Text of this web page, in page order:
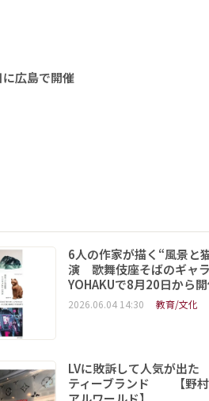
広島で開催
6人の作家が描く“風景と
演 歌舞伎座そばのギャ
YOHAKUで8月20日から
2026.06.04 14:30 教育/文化
LVに敗訴して人気が出
ティーブランド 【野